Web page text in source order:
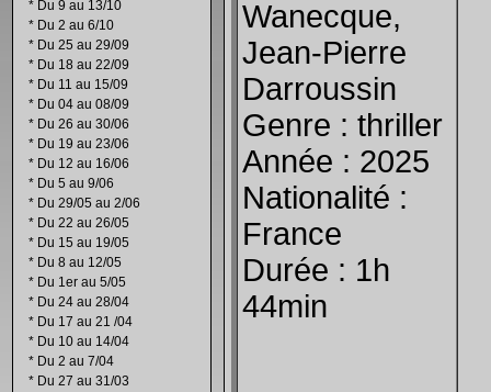
* Du 9 au 13/10
* Du 2 au 6/10
* Du 25 au 29/09
* Du 18 au 22/09
* Du 11 au 15/09
* Du 04 au 08/09
* Du 26 au 30/06
* Du 19 au 23/06
* Du 12 au 16/06
* Du 5 au 9/06
* Du 29/05 au 2/06
* Du 22 au 26/05
* Du 15 au 19/05
* Du 8 au 12/05
* Du 1er au 5/05
* Du 24 au 28/04
* Du 17 au 21 /04
* Du 10 au 14/04
* Du 2 au 7/04
* Du 27 au 31/03
Wanecque,
Jean-Pierre
Darroussin
Genre : thriller
Année : 2025
Nationalité :
France
Durée : 1h
44min